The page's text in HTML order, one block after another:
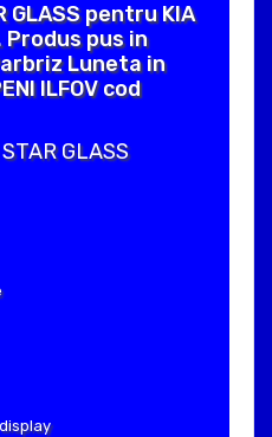
GLASS pentru KIA
Produs pus in
Luneta in
ILFOV cod
GLASS